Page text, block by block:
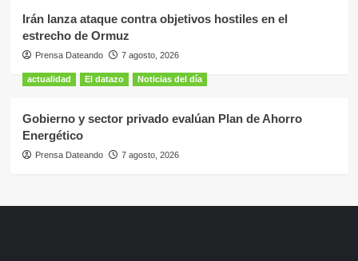
Irán lanza ataque contra objetivos hostiles en el
estrecho de Ormuz
Prensa Dateando 7 agosto, 2026
actualidad El datazo Noticias del día
Gobierno y sector privado evalúan Plan de Ahorro
Energético
Prensa Dateando 7 agosto, 2026